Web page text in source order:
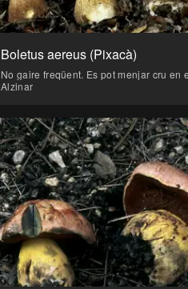
Boletus aereus (Pixacà)
Alzinar